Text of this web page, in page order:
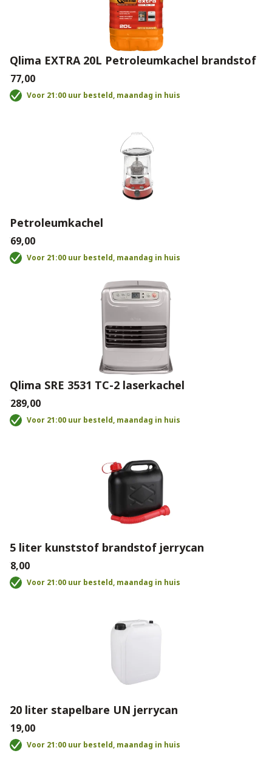
Qlima EXTRA 20L Petroleumkachel brandstof
€77,00
Voor 21:00 uur besteld, maandag in huis
Petroleumkachel
€69,00
Voor 21:00 uur besteld, maandag in huis
Qlima SRE 3531 TC-2 laserkachel
€289,00
Voor 21:00 uur besteld, maandag in huis
5 liter kunststof brandstof jerrycan
€8,00
Voor 21:00 uur besteld, maandag in huis
20 liter stapelbare UN jerrycan
€19,00
Voor 21:00 uur besteld, maandag in huis